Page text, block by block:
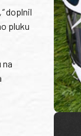
doplnil
pluku
na